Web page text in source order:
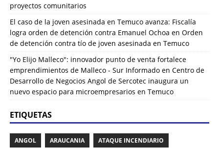
proyectos comunitarios
El caso de la joven asesinada en Temuco avanza: Fiscalía
logra orden de detención contra Emanuel Ochoa en Orden
de detención contra tío de joven asesinada en Temuco
"Yo Elijo Malleco": innovador punto de venta fortalece
emprendimientos de Malleco - Sur Informado en Centro de
Desarrollo de Negocios Angol de Sercotec inaugura un
nuevo espacio para microempresarios en Temuco
ETIQUETAS
ANGOL ARAUCANIA ATAQUE INCENDIARIO